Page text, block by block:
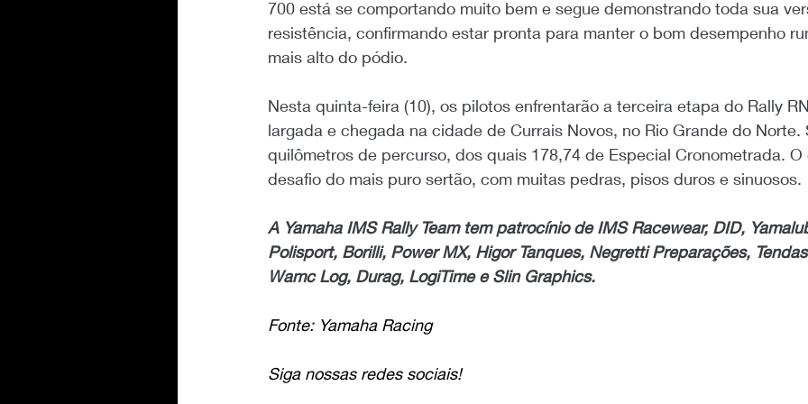
700 está se comportando muito bem e segue demonstrando toda sua
resistência, confirmando estar pronta para manter o bom desempenho
mais alto do pódio.
Nesta quinta-feira (10), os pilotos enfrentarão a terceira etapa do Rally
largada e chegada na cidade de Currais Novos, no Rio Grande do
quilômetros de percurso, dos quais 178,74 de Especial Cronometrada.
desafio do mais puro sertão, com muitas pedras, pisos duros e sinuosos.
A Yamaha IMS Rally Team tem patrocínio de IMS Racewear, DID,
Polisport, Borilli, Power MX, Higor Tanques, Negretti Preparações,
Wamc Log, Durag, LogiTime e Slin Graphics.
Fonte: Yamaha Racing
Siga nossas redes sociais!